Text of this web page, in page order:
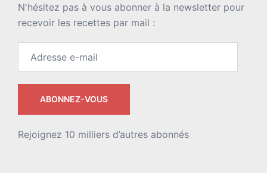
N'hésitez pas à vous abonner à la newsletter pour
recevoir les recettes par mail :
ABONNEZ-VOUS
Rejoignez 10 milliers d’autres abonnés